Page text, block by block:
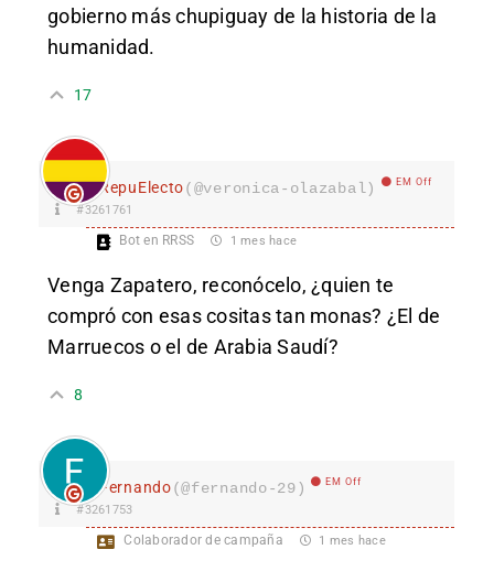
gobierno más chupiguay de la historia de la
humanidad.
17
RepuElecto(@veronica-olazabal) EM Off
#3261761
Bot en RRSS 1 mes hace
Venga Zapatero, reconócelo, ¿quien te
compró con esas cositas tan monas? ¿El de
Marruecos o el de Arabia Saudí?
8
Fernando(@fernando-29) EM Off
#3261753
Colaborador de campaña 1 mes hace